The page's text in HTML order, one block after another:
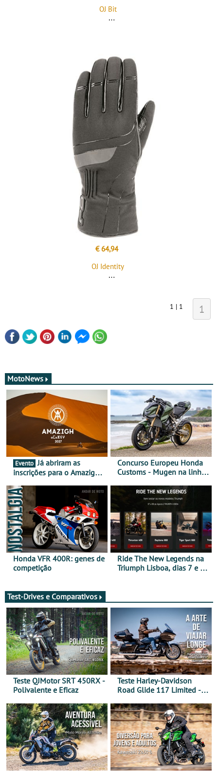
OJ Bit
€ 64,94
OJ Identity
1 | 1 1
MotoNews
Evento Já abriram as
inscrições para o Amazigh
Marrocos, de 23 abril a 1
maio - The ultimate
experience in Morocco
Concurso Europeu Honda
Customs - Mugen na linha
ganhar
Honda VFR 400R: genes de
competição
Ride The New Legends na
Triumph Lisboa, dias 7 e 8
Test-Drives e Comparativos
Teste QJMotor SRT 450RX -
Polivalente e Eficaz
Teste Harley-Davidson
Road Glide 117 Limited - A